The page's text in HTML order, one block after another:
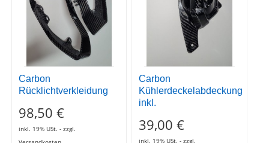
98,50 €
inkl. 19% USt. - zzgl.
Versandkosten
39,00 €
inkl. 19% USt. - zzgl.